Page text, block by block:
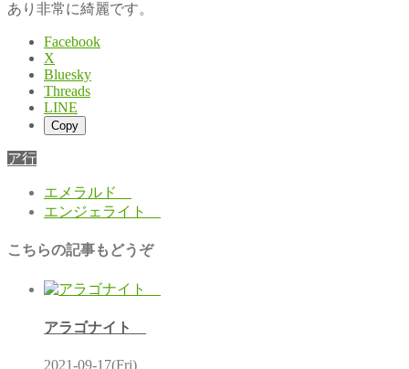
あり非常に綺麗です。
Facebook
X
Bluesky
Threads
LINE
Copy
ア行
エメラルド
エンジェライト
こちらの記事もどうぞ
アラゴナイト
2021-09-17(Fri)